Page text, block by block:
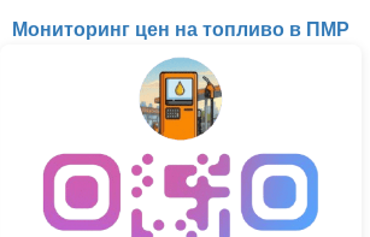
Мониторинг цен на топливо в ПМР